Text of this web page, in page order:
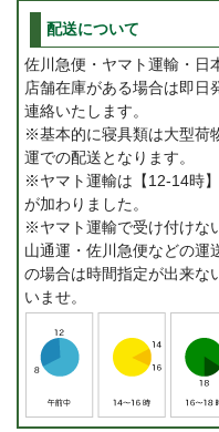
配送について
佐川急便・ヤマト運輸・日
店舗在庫がある場合は即日
連絡いたします。
※基本的に寝具類は大型荷
運での配送となります。
※ヤマト運輸は【12-14時
が加わりました。
※ヤマト運輸で受け付けな
山通運・佐川急便などの運
の場合は時間指定が出来な
いませ。